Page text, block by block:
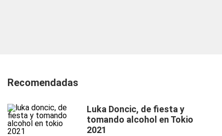
Recomendadas
Luka Doncic, de fiesta y
tomando alcohol en Tokio
2021